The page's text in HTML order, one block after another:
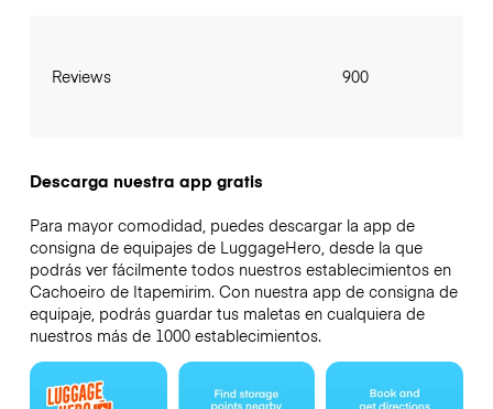
Reviews 900
Descarga nuestra app gratis
Para mayor comodidad, puedes descargar la app de
consigna de equipajes de LuggageHero, desde la que
podrás ver fácilmente todos nuestros establecimientos en
Cachoeiro de Itapemirim. Con nuestra app de consigna de
equipaje, podrás guardar tus maletas en cualquiera de
nuestros más de 1000 establecimientos.